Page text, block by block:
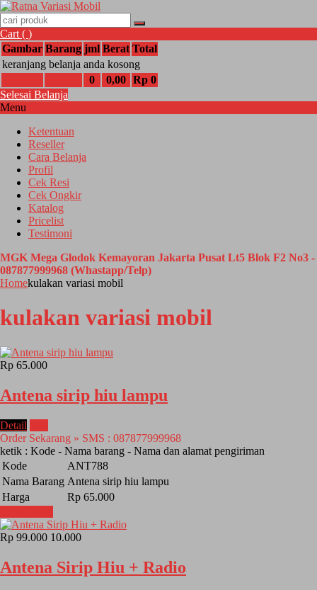
Cart ( )
Gambar Barang jml Berat Total
keranjang belanja anda kosong
0
0,00 Rp 0
Selesai Belanja
Menu
Ketentuan
Reseller
Cara Belanja
Profil
Cek Resi
Cek Ongkir
Katalog
Pricelist
Testimoni
MGK Mega Glodok Kemayoran Jakarta Pusat Lt5 Blok F2 No3 -
087877999968 (Whastapp/Telp)
Homekulakan variasi mobil
kulakan variasi mobil
Rp 65.000
Antena sirip hiu lampu
Detail
Order Sekarang » SMS : 087877999968
ketik : Kode - Nama barang - Nama dan alamat pengiriman
Kode
ANT788
Nama Barang Antena sirip hiu lampu
Harga
Rp 65.000
Rp 99.000 10.000
Antena Sirip Hiu + Radio